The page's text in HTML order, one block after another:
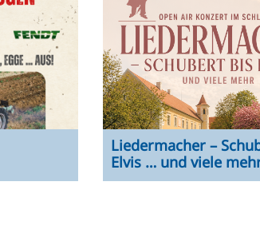
Liedermacher –
Elvis … und viele